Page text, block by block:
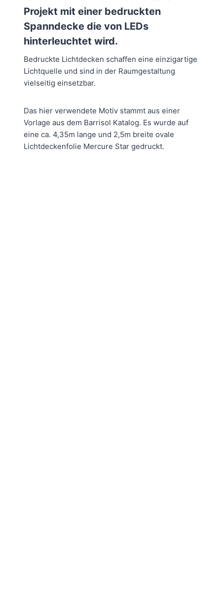
Projekt mit einer bedruckten
Spanndecke die von LEDs
hinterleuchtet wird.
Bedruckte Lichtdecken schaffen eine einzigartige
Lichtquelle und sind in der Raumgestaltung
vielseitig einsetzbar.
Das hier verwendete Motiv stammt aus einer
Vorlage aus dem Barrisol Katalog. Es wurde auf
eine ca. 4,35m lange und 2,5m breite ovale
Lichtdeckenfolie Mercure Star gedruckt.